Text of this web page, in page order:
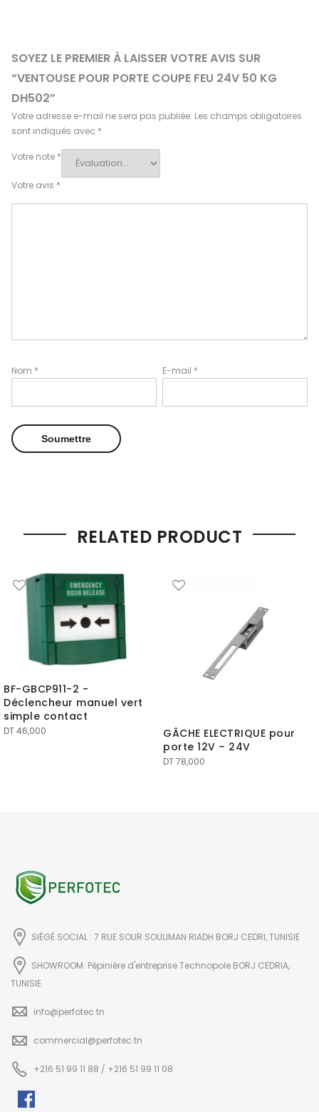
SOYEZ LE PREMIER À LAISSER VOTRE AVIS SUR
“VENTOUSE POUR PORTE COUPE FEU 24V 50 KG
DH502”
Votre adresse e-mail ne sera pas publiée. Les champs obligatoires
sont indiqués avec *
Votre note *
Votre avis *
Nom * E-mail *
RELATED PRODUCT
BF-GBCP911-2 -
Déclencheur manuel vert
simple contact
DT46,000
GÂCHE ELECTRIQUE pour
porte 12V – 24V
DT78,000
SIÉGÉ SOCIAL : 7 RUE SOUR SOULIMAN RIADH BORJ CEDRI, TUNISIE
SHOWROOM: Pépinière d'entreprise Technopole BORJ CEDRIA,
TUNISIE
info@perfotec.tn
commercial@perfotec.tn
+216 51 99 11 88 / +216 51 99 11 08